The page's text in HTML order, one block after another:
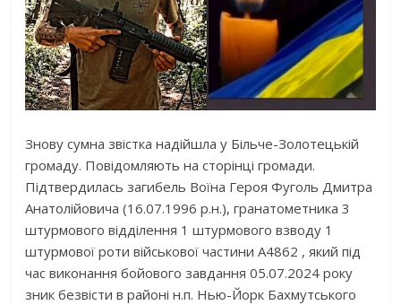
Знову сумна звістка надійшла у Більче-Золотецькій
громаду. Повідомляють на сторінці громади.
Підтвердилась загибель Воїна Героя Фуголь Дмитра
Анатолійовича (16.07.1996 р.н.), гранатометника 3
штурмового відділення 1 штурмового взводу 1
штурмової роти військової частини А4862 , який під
час виконання бойового завдання 05.07.2024 року
зник безвісти в районі н.п. Нью-Йорк Бахмутського